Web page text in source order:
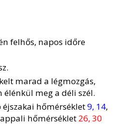
felhős, napos időre
marad a légmozgás,
élénkül meg a déli szél.
hőmérséklet9, 14,
hőmérséklet 26, 30